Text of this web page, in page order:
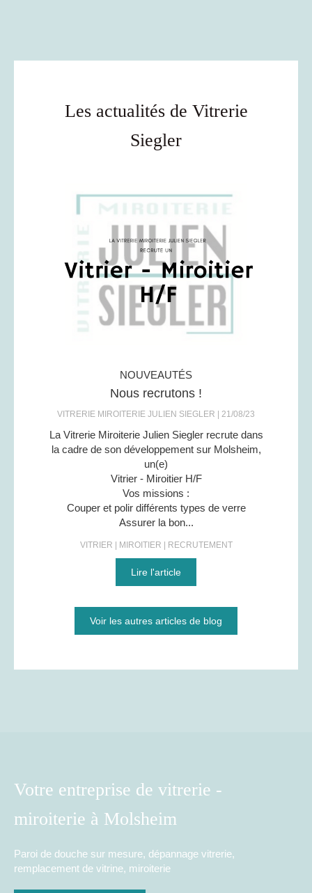
Les actualités de Vitrerie
Siegler
NOUVEAUTÉS
Nous recrutons !
VITRERIE MIROITERIE JULIEN SIEGLER 21/08/23
La Vitrerie Miroiterie Julien Siegler recrute dans
la cadre de son développement sur Molsheim,
un(e)
Vitrier - Miroitier H/F
Vos missions :
Couper et polir différents types de verre
Assurer la bon...
VITRIER MIROITIER RECRUTEMENT
Lire l'article
Voir les autres articles de blog
Votre entreprise de vitrerie -
miroiterie à Molsheim
Paroi de douche sur mesure, dépannage vitrerie,
remplacement de vitrine, miroiterie